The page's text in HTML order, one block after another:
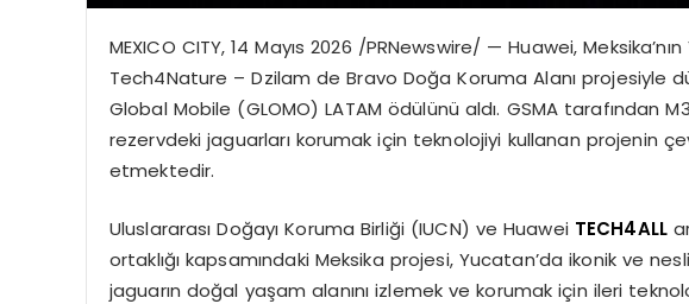
MEXICO CITY,14 Mayıs 2026 /PRNewswire/ — Huawei,
Tech4Nature – Dzilam de Bravo Doğa Koruma Alanı projesiyle
Global Mobile (GLOMO) LATAM ödülünü aldı. GSMA tarafından
rezervdeki jaguarları korumak için teknolojiyi kullanan projenin
etmektedir.
Uluslararası Doğayı Koruma Birliği (IUCN) ve Huawei TECH4ALL
ortaklığı kapsamındaki Meksika projesi, Yucatan’da ikonik ve
jaguarın doğal yaşam alanını izlemek ve korumak için ileri